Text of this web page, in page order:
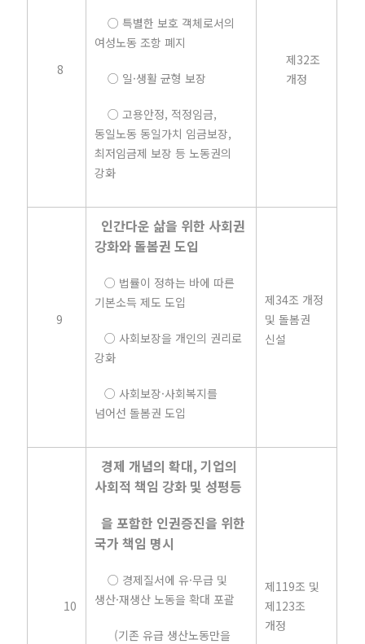
8
○ 특별한 보호 객체로서의
여성노동 조항 폐지
○ 일·생활 균형 보장
○ 고용안정, 적정임금,
동일노동 동일가치 임금보장,
최저임금제 보장 등 노동권의
강화
제32조
개정
9
인간다운 삶을 위한 사회권
강화와 돌봄권 도입
○ 법률이 정하는 바에 따른
기본소득 제도 도입
○ 사회보장을 개인의 권리로
강화
○ 사회보장·사회복지를
넘어선 돌봄권 도입
제34조 개정
및 돌봄권
신설
10
경제 개념의 확대, 기업의
사회적 책임 강화 및 성평등
을 포함한 인권증진을 위한
국가 책임 명시
○ 경제질서에 유·무급 및
생산·재생산 노동을 확대 포괄
(기존 유급 생산노동만을
제119조 및
제123조
개정